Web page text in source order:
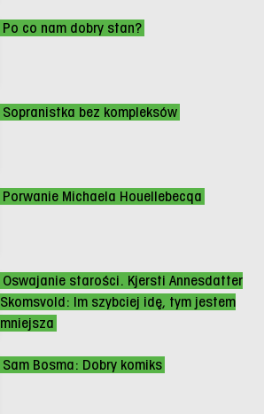
Po co nam dobry stan?
Sopranistka bez kompleksów
Porwanie Michaela Houellebecqa
Oswajanie starości. Kjersti Annesdatter
Skomsvold: Im szybciej idę, tym jestem
mniejsza
Sam Bosma: Dobry komiks